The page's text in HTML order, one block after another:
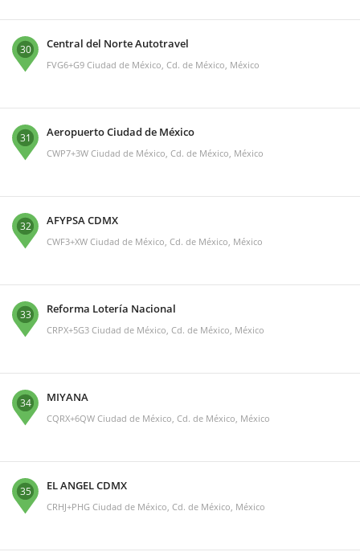
30 Central del Norte Autotravel
FVG6+G9 Ciudad de México, Cd. de México, México
31 Aeropuerto Ciudad de México
CWP7+3W Ciudad de México, Cd. de México, México
32 AFYPSA CDMX
CWF3+XW Ciudad de México, Cd. de México, México
33 Reforma Lotería Nacional
CRPX+5G3 Ciudad de México, Cd. de México, México
34 MIYANA
CQRX+6QW Ciudad de México, Cd. de México, México
35 EL ANGEL CDMX
CRHJ+PHG Ciudad de México, Cd. de México, México